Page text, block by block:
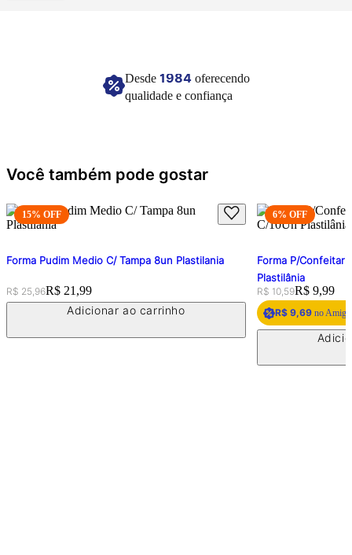
Desde 1984oferecendo
qualidade e confiança
Você também pode gostar
15% OFF
Forma Pudim Medio C/ Tampa 8un Plastilania
Original price:
R$ 25,96Price:
R$ 21,99
Adicionar ao carrinho
6% OFF
Forma P/
Plastilânia
Original price:
R$ 10,59Price:
R$ 9,99
R$ 9,69no Amigo